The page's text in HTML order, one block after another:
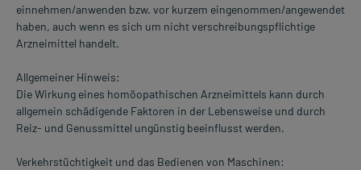
einnehmen/anwenden bzw. vor kurzem eingenommen/angewendet
haben, auch wenn es sich um nicht verschreibungspflichtige
Arzneimittel handelt.
Allgemeiner Hinweis:
Die Wirkung eines homöopathischen Arzneimittels kann durch
allgemein schädigende Faktoren in der Lebensweise und durch
Reiz- und Genussmittel ungünstig beeinflusst werden.
Verkehrstüchtigkeit und das Bedienen von Maschinen: